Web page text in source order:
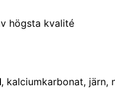
högsta kvalité
, kalciumkarbonat, järn,